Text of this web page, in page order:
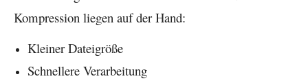
Kompression liegen auf der Hand:
Kleiner Dateigröße
Schnellere Verarbeitung